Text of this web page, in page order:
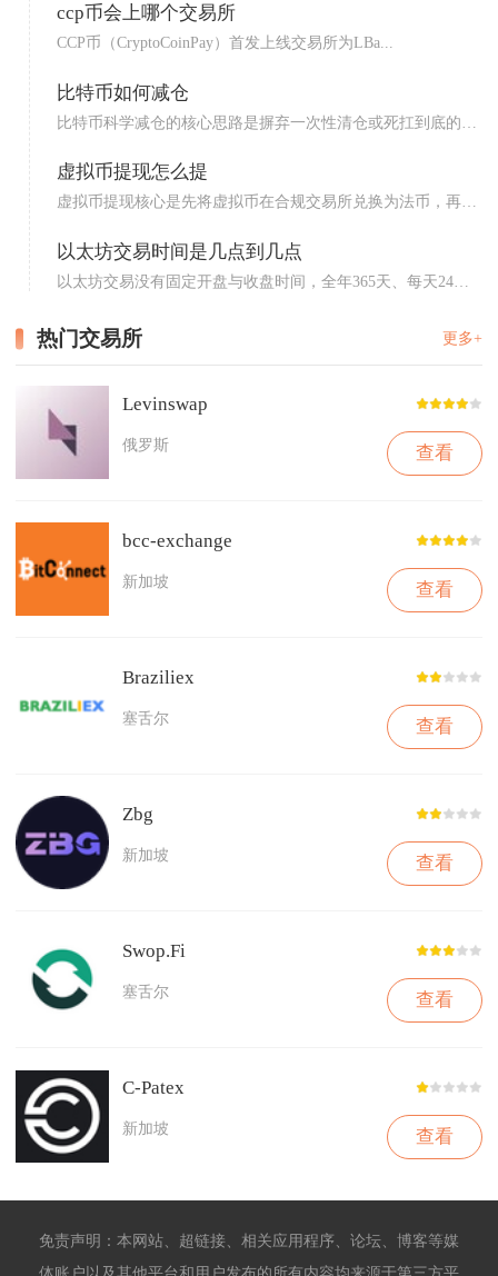
ccp币会上哪个交易所
CCP币（CryptoCoinPay）首发上线交易所为LBa...
比特币如何减仓
比特币科学减仓的核心思路是摒弃一次性清仓或死扛到底的极
虚拟币提现怎么提
虚拟币提现核心是先将虚拟币在合规交易所兑换为法币，再通
以太坊交易时间是几点到几点
以太坊交易没有固定开盘与收盘时间，全年365天、每天24小
热门交易所 更多+
Levinswap
俄罗斯 查看
bcc-exchange
新加坡 查看
Braziliex
塞舌尔 查看
Zbg
新加坡 查看
Swop.Fi
塞舌尔 查看
C-Patex
新加坡 查看
免责声明：本网站、超链接、相关应用程序、论坛、博客等媒